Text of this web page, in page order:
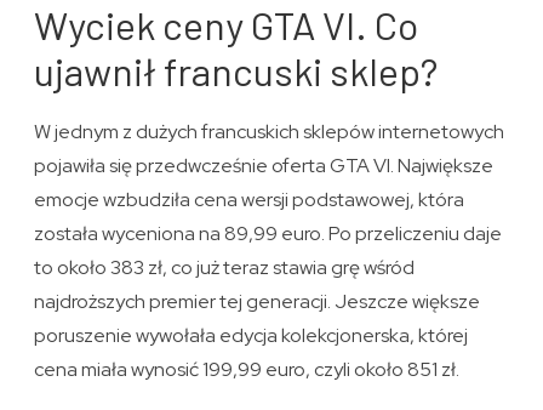
Wyciek ceny GTA VI. Co
ujawnił francuski sklep?
W jednym z dużych francuskich sklepów internetowych
pojawiła się przedwcześnie oferta GTA VI. Największe
emocje wzbudziła cena wersji podstawowej, która
została wyceniona na 89,99 euro. Po przeliczeniu daje
to około 383 zł, co już teraz stawia grę wśród
najdroższych premier tej generacji. Jeszcze większe
poruszenie wywołała edycja kolekcjonerska, której
cena miała wynosić 199,99 euro, czyli około 851 zł.